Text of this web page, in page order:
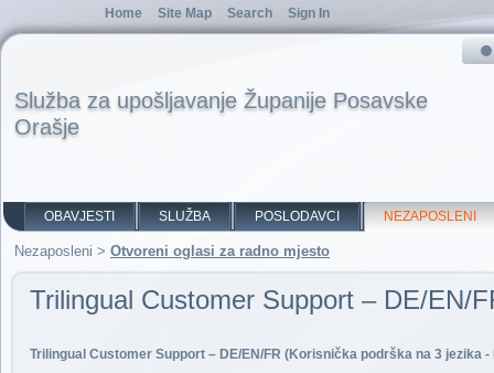
Služba za upošljavanje Županije Posavske
Orašje
OBAVJESTI SLUŽBA POSLODAVCI NEZAPOSLENI
Nezaposleni > Otvoreni oglasi za radno mjesto
Trilingual Customer Support – DE/EN/
Trilingual Customer Support – DE/EN/FR (Korisnička podrška na 3 jezika
Home Site Map Search Sign In